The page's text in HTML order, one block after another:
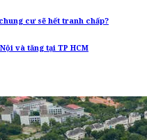
cư sẽ hết tranh chấp?
và tăng tại TP HCM